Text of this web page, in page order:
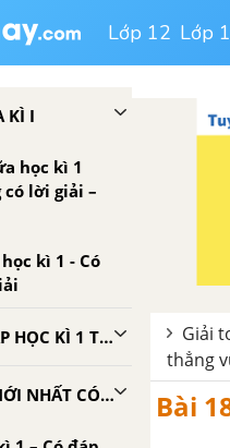
Lớp 12 Lớp
KÌ I
học kì 1
lời giải –
kì 1 - Có
ĐỀ CƯƠNG ÔN TẬP HỌC KÌ 1 TOÁN 7
ĐỀ THI HỌC KÌ 1 MỚI NHẤT CÓ LỜI GIẢI
Giải
thẳng
Bài